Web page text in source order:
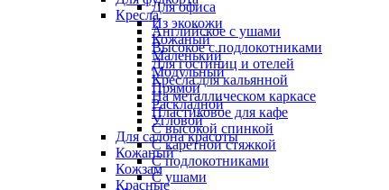
Кресла
Английское с ушами
Высокое с подлокотниками
Для гостиниц и отелей
Кресла для кальянной
На металлическом каркасе
Пластиковое для кафе
С высокой спинкой
С каретной стяжкой
С подлокотниками
С ушами
Для офиса
Из экокожи
Кожаный
Маленький
Модульный
Прямой
Раскладной
Угловой
Для салона красоты
Кожаный
Кожзам
Красные